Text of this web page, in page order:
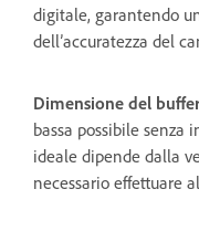
digitale, garantendo
dell’accuratezza del
Dimensione del
bassa possibile senza
ideale dipende dalla
necessario effettuare